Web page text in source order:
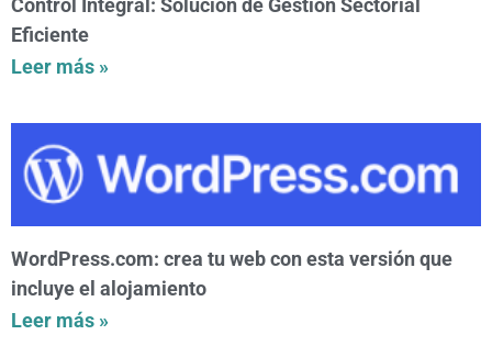
Eficiente
Leer más »
WordPress.com: crea tu web con esta versión que
incluye el alojamiento
Leer más »